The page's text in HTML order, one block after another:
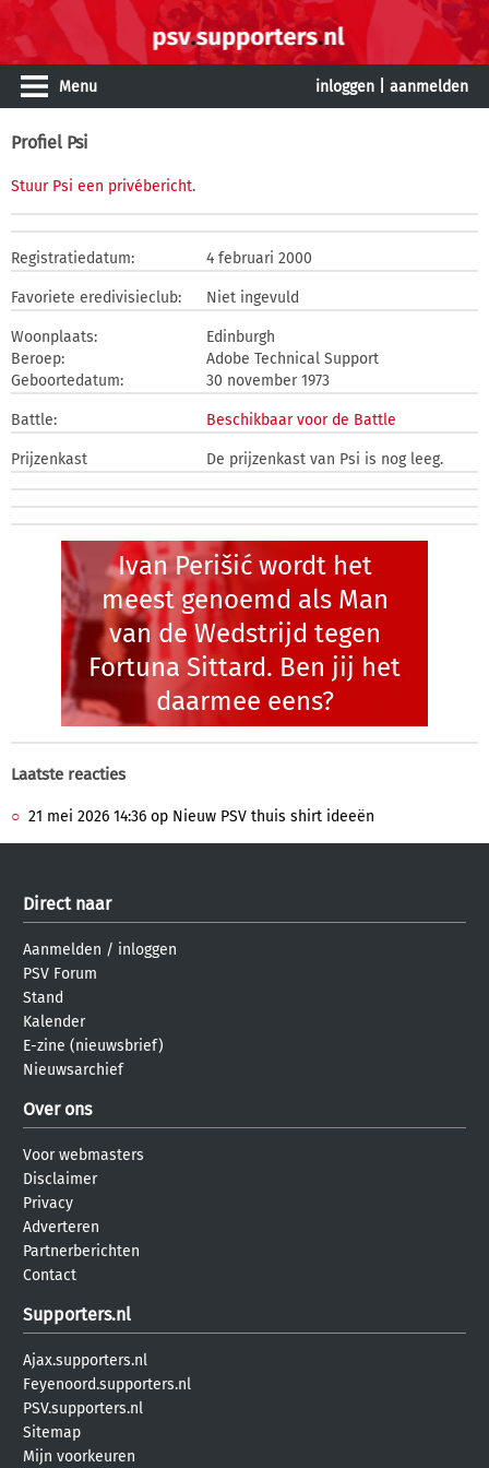
Menu inloggen aanmelden
Profiel Psi
Stuur Psi een privébericht.
Registratiedatum: 4 februari 2000
Favoriete eredivisieclub: Niet ingevuld
Woonplaats:
Edinburgh
Beroep:
Adobe Technical Support
Geboortedatum:
30 november 1973
Battle: Beschikbaar voor de Battle
Prijzenkast De prijzenkast van Psi is nog leeg.
Ivan Perišić wordt het
meest genoemd als Man
van de Wedstrijd tegen
Fortuna Sittard. Ben jij het
daarmee eens?
Laatste reacties
21 mei 2026 14:36 op Nieuw PSV thuis shirt ideeën
Direct naar
Aanmelden / inloggen
PSV Forum
Stand
Kalender
E-zine (nieuwsbrief)
Nieuwsarchief
Over ons
Voor webmasters
Disclaimer
Privacy
Adverteren
Partnerberichten
Contact
Supporters.nl
Ajax.supporters.nl
Feyenoord.supporters.nl
PSV.supporters.nl
Sitemap
Mijn voorkeuren